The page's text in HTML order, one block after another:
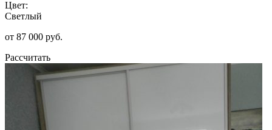
Цвет:
Светлый
от 87 000 руб.
Рассчитать